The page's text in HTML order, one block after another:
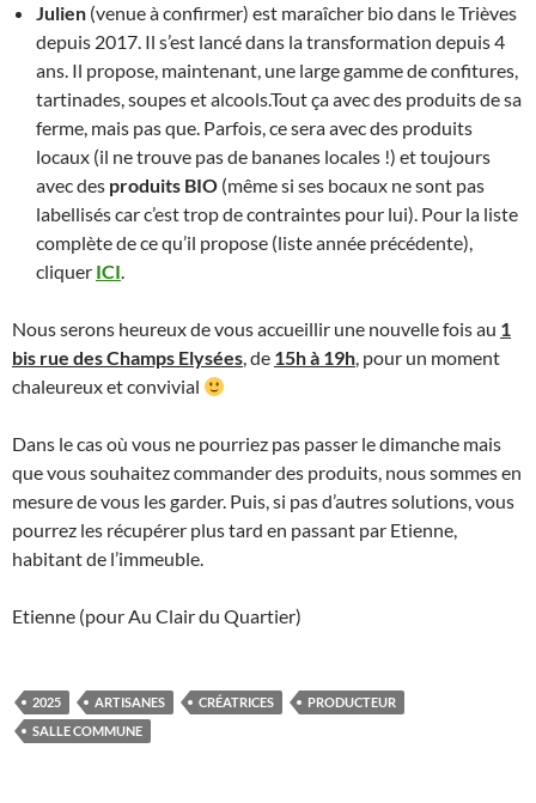
Julien (venue à confirmer) est maraîcher bio dans le Trièves
depuis 2017. Il s’est lancé dans la transformation depuis 4
ans. Il propose, maintenant, une large gamme de confitures,
tartinades, soupes et alcools.Tout ça avec des produits de sa
ferme, mais pas que. Parfois, ce sera avec des produits
locaux (il ne trouve pas de bananes locales !) et toujours
avec des produits BIO (même si ses bocaux ne sont pas
labellisés car c’est trop de contraintes pour lui). Pour la liste
complète de ce qu’il propose (liste année précédente),
cliquer ICI.
Nous serons heureux de vous accueillir une nouvelle fois au 1
bis rue des Champs Elysées, de 15h à 19h, pour un moment
chaleureux et convivial
Dans le cas où vous ne pourriez pas passer le dimanche mais
que vous souhaitez commander des produits, nous sommes en
mesure de vous les garder. Puis, si pas d’autres solutions, vous
pourrez les récupérer plus tard en passant par Etienne,
habitant de l’immeuble.
Etienne (pour Au Clair du Quartier)
2025 ARTISANES CRÉATRICES
PRODUCTEUR
SALLE COMMUNE